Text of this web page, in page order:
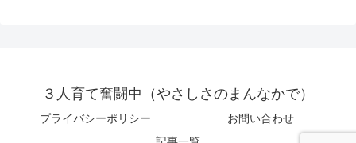
３人育て奮闘中（やさしさのまんなかで）
プライバシーポリシー
お問い合わせ